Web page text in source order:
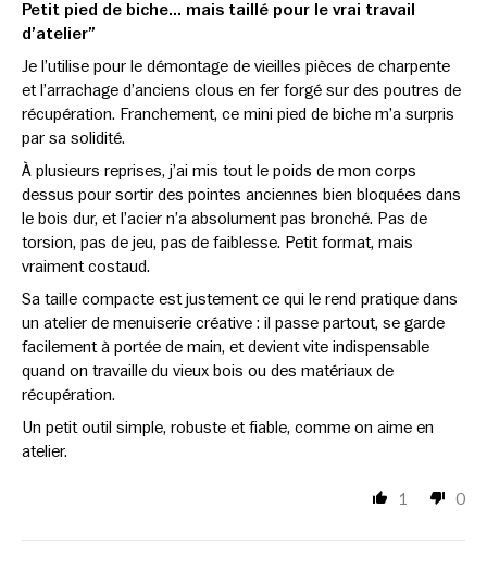
Petit pied de biche… mais taillé pour le vrai travail
d’atelier”
Je l’utilise pour le démontage de vieilles pièces de charpente
et l’arrachage d’anciens clous en fer forgé sur des poutres de
récupération. Franchement, ce mini pied de biche m’a surpris
par sa solidité.
À plusieurs reprises, j’ai mis tout le poids de mon corps
dessus pour sortir des pointes anciennes bien bloquées dans
le bois dur, et l’acier n’a absolument pas bronché. Pas de
torsion, pas de jeu, pas de faiblesse. Petit format, mais
vraiment costaud.
Sa taille compacte est justement ce qui le rend pratique dans
un atelier de menuiserie créative : il passe partout, se garde
facilement à portée de main, et devient vite indispensable
quand on travaille du vieux bois ou des matériaux de
récupération.
Un petit outil simple, robuste et fiable, comme on aime en
atelier.
1 0